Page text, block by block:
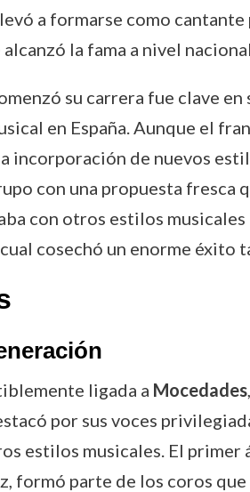
a formarse como
alcanzó la fama a nivel
su carrera fue clave
en España. Aunque el
incorporación de nuevos
con una propuesta fresca
con otros estilos
cosechó un enorme éxito
ligada a Mocedades
por sus voces
estilos musicales. El primer
formó parte de los coros